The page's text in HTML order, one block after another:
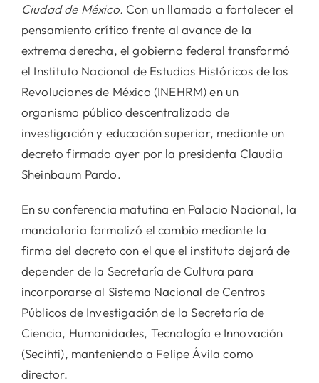
Ciudad de México. Con un llamado a fortalecer el
pensamiento crítico frente al avance de la
extrema derecha, el gobierno federal transformó
el Instituto Nacional de Estudios Históricos de las
Revoluciones de México (INEHRM) en un
organismo público descentralizado de
investigación y educación superior, mediante un
decreto firmado ayer por la presidenta Claudia
Sheinbaum Pardo.
En su conferencia matutina en Palacio Nacional, la
mandataria formalizó el cambio mediante la
firma del decreto con el que el instituto dejará de
depender de la Secretaría de Cultura para
incorporarse al Sistema Nacional de Centros
Públicos de Investigación de la Secretaría de
Ciencia, Humanidades, Tecnología e Innovación
(Secihti), manteniendo a Felipe Ávila como
director.